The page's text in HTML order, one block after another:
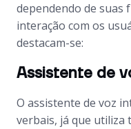
dependendo de suas
interação com os
destacam-se:
Assistente de
O assistente de voz
verbais, já que utiliza